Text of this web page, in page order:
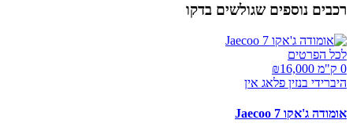
רכבים נוספים שגולשים בדקו
לכל הפרטים
0 ק"מ ₪
16,000
היברידי בנזין פלאג אין
אומודה ג'אקו Jaecoo 7